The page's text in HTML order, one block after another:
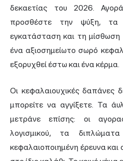
δεκαετίας του 2026.
προσθέστε την ψύξη, τα
εγκατάσταση και τη μίσθωση
ένα αξιοσημείωτο σωρό
εξορυχθεί έστω και ένα κέρμα.
Οι κεφαλαιουχικές δαπάνες
μπορείτε να αγγίξετε. Τα
μετράνε επίσης: οι
λογισμικού, τα
κεφαλαιοποιημένη έρευνα